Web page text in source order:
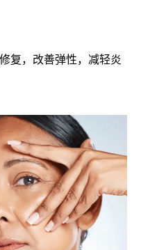
复，改善弹性，减轻炎